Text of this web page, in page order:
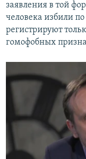
заявления в той
человека избили
регистрируют
гомофобных